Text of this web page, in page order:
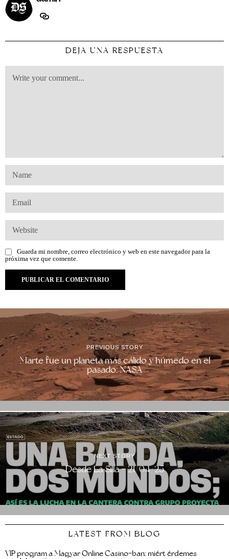
DEJA UNA RESPUESTA
Guarda mi nombre, correo electrónico y web en este navegador para la
próxima vez que comente.
PREVIOUS STORY
Marte fue un planeta más cálido y húmedo en el
pasado: NASA
NEXT STORY
Desde La Silla – 21/04/25
LATEST FROM BLOG
VIP program a Magyar Online Casino-ban: miért érdemes